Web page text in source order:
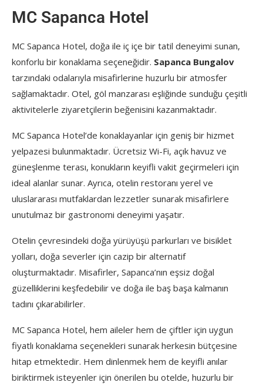
MC Sapanca Hotel
MC Sapanca Hotel, doğa ile iç içe bir tatil deneyimi sunan,
konforlu bir konaklama seçeneğidir. Sapanca Bungalov
tarzındaki odalarıyla misafirlerine huzurlu bir atmosfer
sağlamaktadır. Otel, göl manzarası eşliğinde sunduğu çeşitli
aktivitelerle ziyaretçilerin beğenisini kazanmaktadır.
MC Sapanca Hotel’de konaklayanlar için geniş bir hizmet
yelpazesi bulunmaktadır. Ücretsiz Wi-Fi, açık havuz ve
güneşlenme terası, konukların keyifli vakit geçirmeleri için
ideal alanlar sunar. Ayrıca, otelin restoranı yerel ve
uluslararası mutfaklardan lezzetler sunarak misafirlere
unutulmaz bir gastronomi deneyimi yaşatır.
Otelin çevresindeki doğa yürüyüşü parkurları ve bisiklet
yolları, doğa severler için cazip bir alternatif
oluşturmaktadır. Misafirler, Sapanca’nın eşsiz doğal
güzelliklerini keşfedebilir ve doğa ile baş başa kalmanın
tadını çıkarabilirler.
MC Sapanca Hotel, hem aileler hem de çiftler için uygun
fiyatlı konaklama seçenekleri sunarak herkesin bütçesine
hitap etmektedir. Hem dinlenmek hem de keyifli anılar
biriktirmek isteyenler için önerilen bu otelde, huzurlu bir